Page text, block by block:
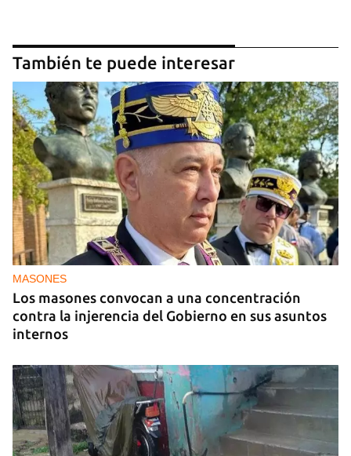
También te puede interesar
MASONES
Los masones convocan a una concentración
contra la injerencia del Gobierno en sus asuntos
internos